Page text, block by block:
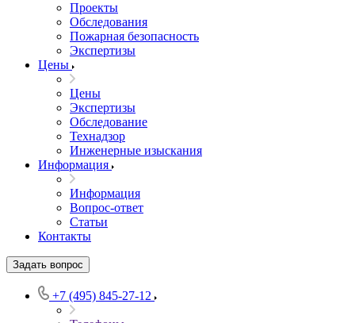
Проекты
Обследования
Пожарная безопасность
Экспертизы
Цены
Цены
Экспертизы
Обследование
Технадзор
Инженерные изыскания
Информация
Информация
Вопрос-ответ
Статьи
Контакты
Задать вопрос
+7 (495) 845-27-12